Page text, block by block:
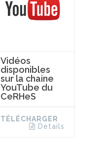
Vidéos
disponibles
sur la chaine
YouTube du
CeRHeS
TÉLÉCHARGER
Details